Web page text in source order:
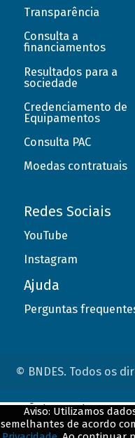
Transparência
Consulta a
financiamentos
Resultados para a
sociedade
Credenciamento de
Equipamentos
Consulta PAC
Moedas contratuais
Redes Sociais
YouTube
Instagram
Ajuda
Perguntas
© BNDES. Todos os
Aviso: Utilizamos
semelhantes de acordo
ConteÃºdo complementar
${title}${badge}